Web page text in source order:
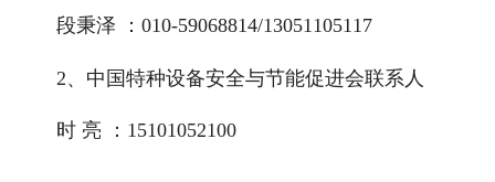
段秉泽 ：010-59068814/13051105117
2、中国特种设备安全与节能促进会联系人
时 亮 ：15101052100